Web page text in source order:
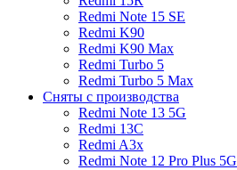
Redmi Note 15 SE
Redmi K90
Redmi K90 Max
Redmi Turbo 5
Redmi Turbo 5 Max
Сняты с производства
Redmi Note 13 5G
Redmi 13C
Redmi A3x
Redmi Note 12 Pro Plus 5G